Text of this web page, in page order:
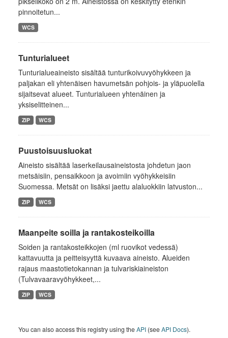
pinnoitetun...
WCS
Tunturialueet
Tunturialueaineisto sisältää tunturikoivuvyöhykkeen ja
paljakan eli yhtenäisen havumetsän pohjois- ja yläpuolella
sijaitsevat alueet. Tunturialueen yhtenäinen ja
yksiselitteinen...
ZIP WCS
Puustoisuusluokat
Aineisto sisältää laserkeilausaineistosta johdetun jaon
metsäisiin, pensaikkoon ja avoimiin vyöhykkeisiin
Suomessa. Metsät on lisäksi jaettu alaluokkiin latvuston...
ZIP WCS
Maanpeite soilla ja rantakosteikoilla
Soiden ja rantakosteikkojen (ml ruovikot vedessä)
kattavuutta ja peitteisyyttä kuvaava aineisto. Alueiden
rajaus maastotietokannan ja tulvariskiaineiston
(Tulvavaaravyöhykkeet,...
ZIP WCS
You can also access this registry using theAPI (seeAPI Docs).